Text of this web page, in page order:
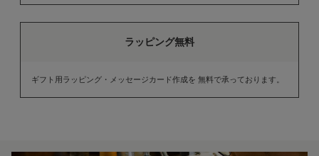
ラッピング無料
ギフト用ラッピング・メッセージカード作成を 無料で承っております。